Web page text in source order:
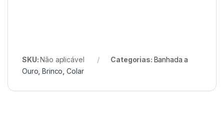
SKU:Não aplicável Categorias: Banhada a
Ouro ,Brinco ,Colar